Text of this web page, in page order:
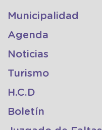
Municipalidad
Agenda
Noticias
Turismo
H.C.D
Boletín